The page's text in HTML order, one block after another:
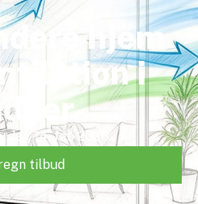
hjem
i
14. feb 2026
tilbud